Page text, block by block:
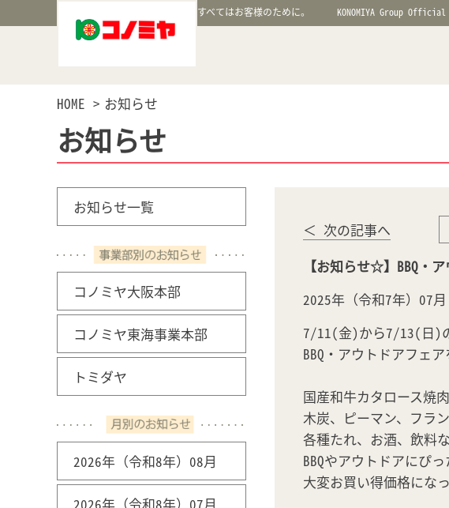
すべてはお客様のために。 KONOMIYA Group
HOME お知らせ
お知らせ
お知らせ一覧
コノミヤ大阪本部
コノミヤ東海事業本部
トミダヤ
2026年（令和8年）08月
2026年（令和8年）07月
＜ 次の記事へ
【お知らせ☆】BBQ・
2025年（令和7年）07月
7/11(金)から7/13(日)
BBQ・アウトドアフェ
国産和牛カタロース焼
木炭、ピーマン、フラ
各種たれ、お酒、飲料な
BBQやアウトドアにぴ
大変お買い得価格にな